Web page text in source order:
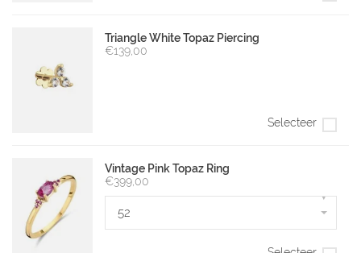
Triangle White Topaz Piercing
€139,00
Selecteer
Vintage Pink Topaz Ring
€399,00
52
▾